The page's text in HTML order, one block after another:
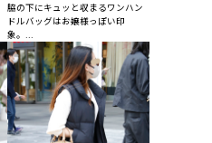
脇の下にキュッと収まるワンハン
ドルバッグはお嬢様っぽい印
象。...